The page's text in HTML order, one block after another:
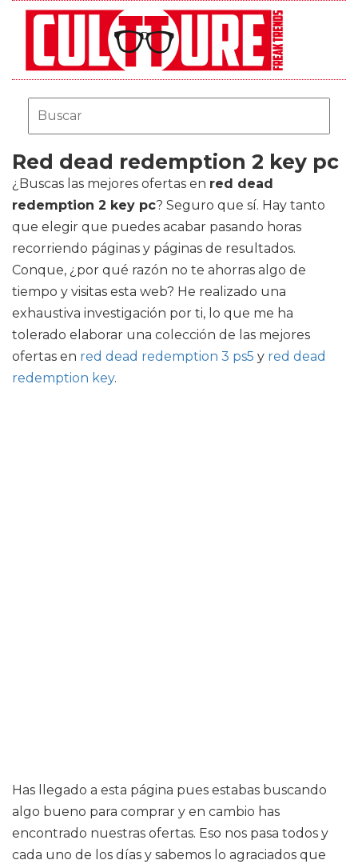
Red dead redemption 2 key pc
¿Buscas las mejores ofertas en red dead
redemption 2 key pc? Seguro que sí. Hay tanto
que elegir que puedes acabar pasando horas
recorriendo páginas y páginas de resultados.
Conque, ¿por qué razón no te ahorras algo de
tiempo y visitas esta web? He realizado una
exhaustiva investigación por ti, lo que me ha
tolerado elaborar una colección de las mejores
ofertas en red dead redemption 3 ps5 y red dead
redemption key.
Has llegado a esta página pues estabas buscando
algo bueno para comprar y en cambio has
encontrado nuestras ofertas. Eso nos pasa todos y
cada uno de los días y sabemos lo agraciados que